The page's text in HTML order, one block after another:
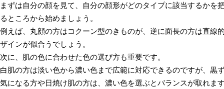
まずは自分の顔を見て、自分の顔形がどのタイプに該当するかを
るところから始めましょう。
例えば、丸顔の方はコクーン型のきものが、逆に面長の方は直線
ザインが似合うでしょう。
次に、肌の色に合わせた色の選び方も重要です。
白肌の方は淡い色から濃い色まで広範に対応できるのですが、黒
気になる方や日焼け肌の方は、濃い色を選ぶとバランスが取れま